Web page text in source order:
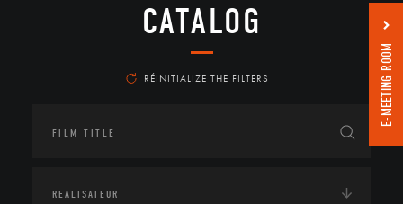
CATALOG
RÉINITIALIZE THE FILTERS E-MEETING ROOM